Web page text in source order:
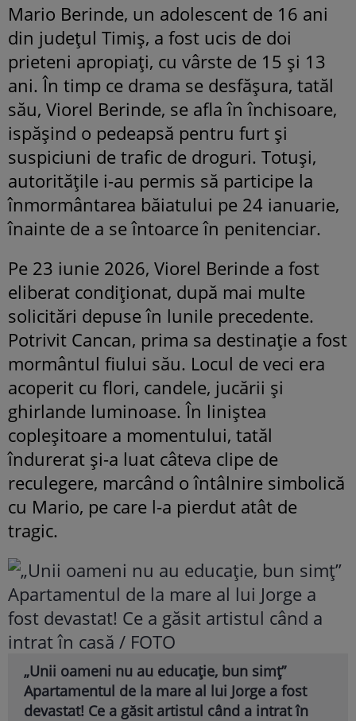
Mario Berinde, un adolescent de 16 ani
din județul Timiș, a fost ucis de doi
prieteni apropiați, cu vârste de 15 și 13
ani. În timp ce drama se desfășura, tatăl
său, Viorel Berinde, se afla în închisoare,
ispășind o pedeapsă pentru furt și
suspiciuni de trafic de droguri. Totuși,
autoritățile i-au permis să participe la
înmormântarea băiatului pe 24 ianuarie,
înainte de a se întoarce în penitenciar.
Pe 23 iunie 2026, Viorel Berinde a fost
eliberat condiționat, după mai multe
solicitări depuse în lunile precedente.
Potrivit Cancan, prima sa destinație a fost
mormântul fiului său. Locul de veci era
acoperit cu flori, candele, jucării și
ghirlande luminoase. În liniștea
copleșitoare a momentului, tatăl
îndurerat și-a luat câteva clipe de
reculegere, marcând o întâlnire simbolică
cu Mario, pe care l-a pierdut atât de
tragic.
„Unii oameni nu au educație, bun simț”
Apartamentul de la mare al lui Jorge a fost
devastat! Ce a găsit artistul când a intrat în